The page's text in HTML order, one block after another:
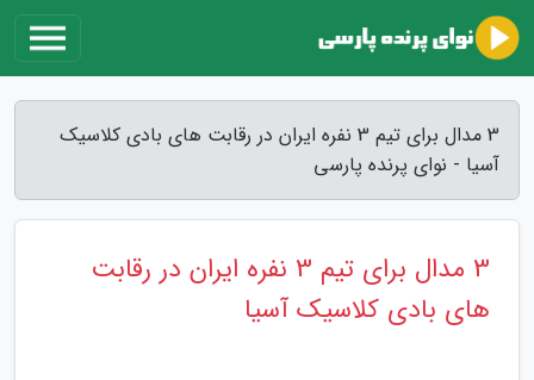
3 مدال برای تیم 3 نفره ایران در رقابت های بادی کلاسیک
آسیا - نوای پرنده پارسی
3 مدال برای تیم 3 نفره ایران در رقابت
های بادی کلاسیک آسیا